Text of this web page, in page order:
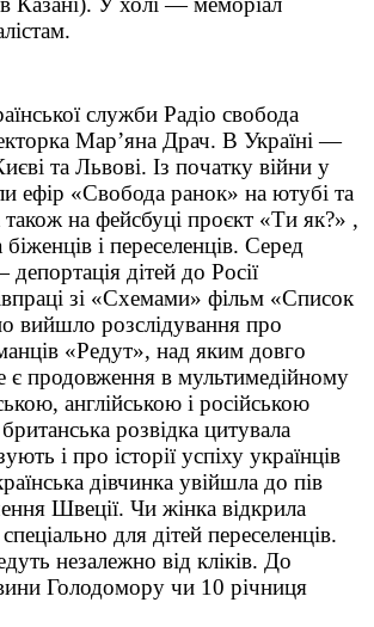
служби Радіо свобода
Мар’яна Драч. В Україні —
та Львові. Із початку війни у
ефір «Свобода ранок» на ютубі та
на фейсбуці проєкт «Ти як?» ,
і переселенців. Серед
дітей до Росії
зі «Схемами» фільм «Список
вийшло розслідування про
«Редут», над яким довго
продовження в мультимедійному
англійською і російською
розвідка цитувала
і про історії успіху українців
дівчинка увійшла до пів
Швеції. Чи жінка відкрила
для дітей переселенців.
незалежно від кліків. До
Голодомору чи 10 річниця